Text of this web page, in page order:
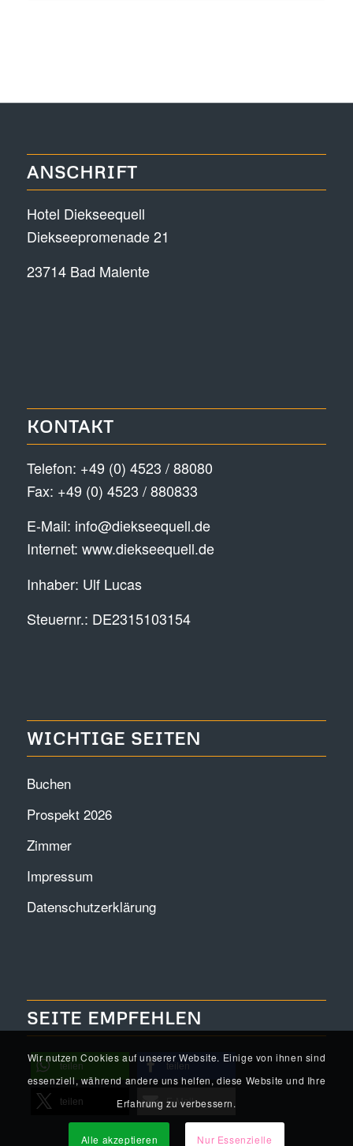
ANSCHRIFT
Hotel Diekseequell
Diekseepromenade 21
23714 Bad Malente
KONTAKT
Telefon: +49 (0) 4523 / 88080
Fax: +49 (0) 4523 / 880833
E-Mail: info@diekseequell.de
Internet: www.diekseequell.de
Inhaber: Ulf Lucas
Steuernr.: DE2315103154
WICHTIGE SEITEN
Buchen
Prospekt 2026
Zimmer
Impressum
Datenschutzerklärung
SEITE EMPFEHLEN
teilen teilen
teilen E-Mail
Wir nutzen Cookies auf unserer Website. Einige von ihnen sind
essenziell, während andere uns helfen, diese Website und Ihre
Erfahrung zu verbessern.
Alle akzeptieren Nur Essenzielle